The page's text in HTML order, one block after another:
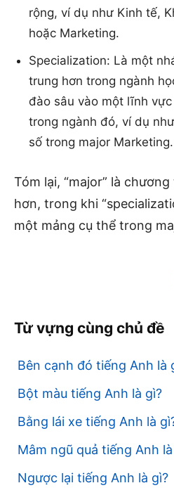
rộng, ví dụ như Kinh tế,
hoặc Marketing.
Specialization: Là một
trung hơn trong ngành
đào sâu vào một lĩnh
trong ngành đó, ví dụ
số trong major Marketing.
Tóm lại, “major” là
hơn, trong khi
một mảng cụ thể trong
Từ vựng cùng chủ đề
Bên cạnh đó tiếng Anh là
Bột màu tiếng Anh là gì?
Bằng lái xe tiếng Anh là
Mâm ngũ quả tiếng Anh
Ngược lại tiếng Anh là gì?